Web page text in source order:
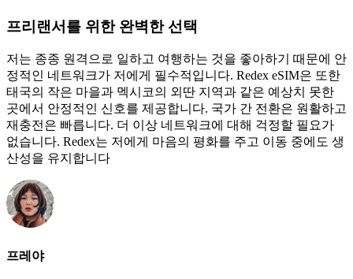
프리랜서를 위한 완벽한 선택
저는 종종 원격으로 일하고 여행하는 것을 좋아하기 때문에 안
정적인 네트워크가 저에게 필수적입니다. Redex eSIM은 또한
태국의 작은 마을과 멕시코의 외딴 지역과 같은 예상치 못한
곳에서 안정적인 신호를 제공합니다. 국가 간 전환은 원활하고
재충전은 빠릅니다. 더 이상 네트워크에 대해 걱정할 필요가
없습니다. Redex는 저에게 마음의 평화를 주고 이동 중에도 생
산성을 유지합니다
프레야